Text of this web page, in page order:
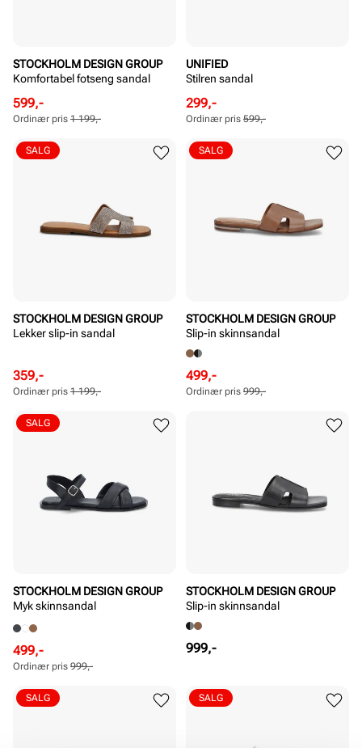
STOCKHOLM DESIGN GROUP
Komfortabel fotseng sandal
Rabattert
pris
Pris
599,-
Ordinær
pris
Pris
Ordinær pris 1 199,-
UNIFIED
Stilren sandal
Rabattert
pris
Pris
299,-
Ordinær
pris
Pris
Ordinær pris 599,-
STOCKHOLM DESIGN GROUP
Lekker slip-in sandal
Rabattert
pris
Pris
359,-
Ordinær
pris
Pris
Ordinær pris 1 199,-
SALG
STOCKHOLM DESIGN GROUP
Slip-in skinnsandal
Rabattert
pris
499,-
Ordinær
pris
Ordinær pris 999,-
SALG
STOCKHOLM DESIGN GROUP
Myk skinnsandal
Rabattert
pris
Pris
499,-
Ordinær
pris
Pris
Ordinær pris 999,-
SALG
STOCKHOLM DESIGN GROUP
Slip-in skinnsandal
Pris
999,-
SALG SALG